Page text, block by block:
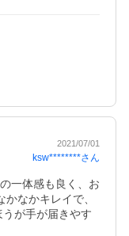
2021/07/01
ksw********さん
一体感も良く、お
なかキレイで、
が手が届きやす